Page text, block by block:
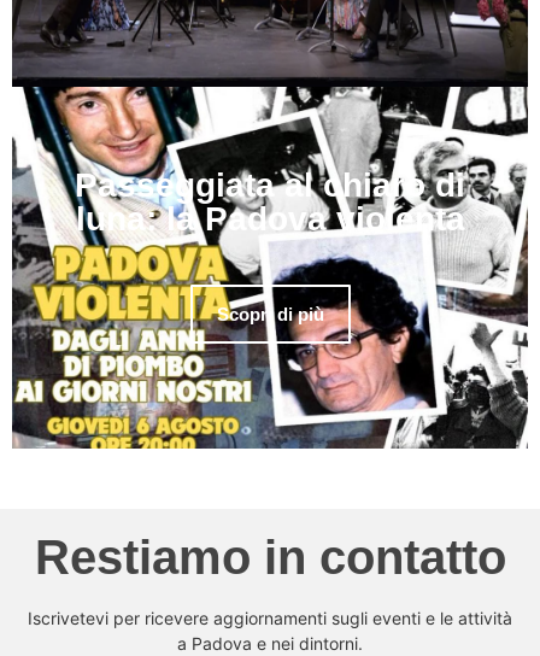
Passeggiata al chiaro di
luna: la Padova violenta
Scopri di più
Restiamo in contatto
Iscrivetevi per ricevere aggiornamenti sugli eventi e le attività
a Padova e nei dintorni.